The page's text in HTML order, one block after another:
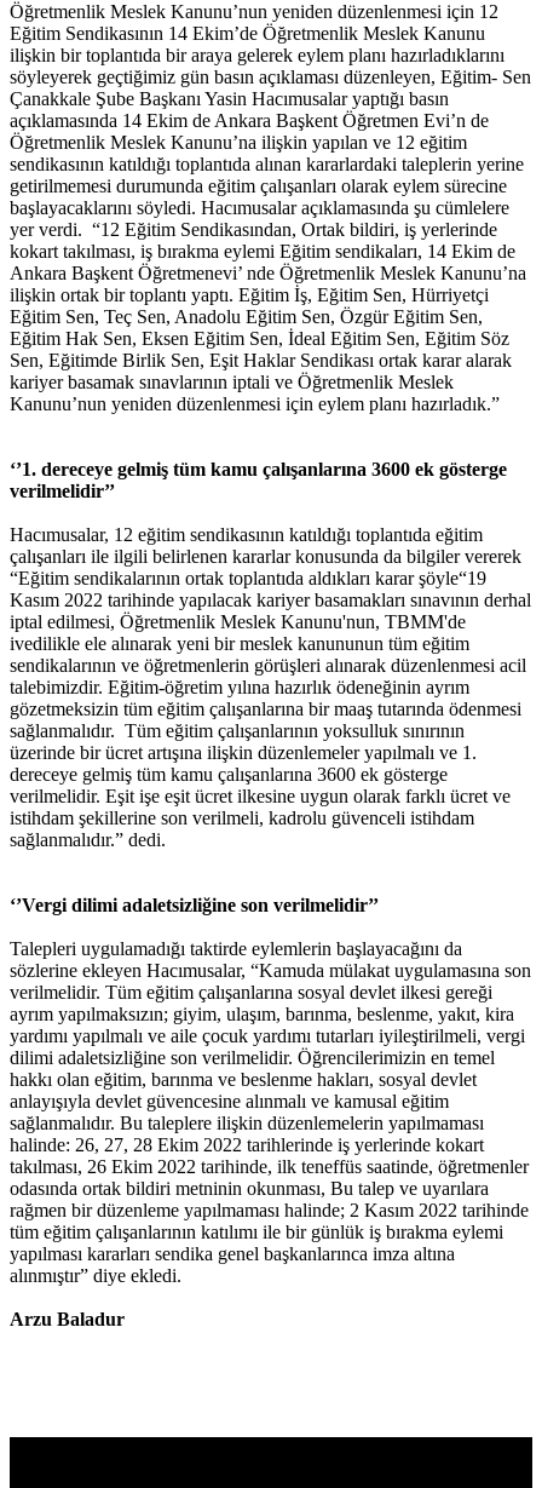
Öğretmenlik Meslek Kanunu’nun yeniden düzenlenmesi için 12
Eğitim Sendikasının 14 Ekim’de Öğretmenlik Meslek Kanunu
ilişkin bir toplantıda bir araya gelerek eylem planı hazırladıklarını
söyleyerek geçtiğimiz gün basın açıklaması düzenleyen, Eğitim- Sen
Çanakkale Şube Başkanı Yasin Hacımusalar yaptığı basın
açıklamasında 14 Ekim de Ankara Başkent Öğretmen Evi’n de
Öğretmenlik Meslek Kanunu’na ilişkin yapılan ve 12 eğitim
sendikasının katıldığı toplantıda alınan kararlardaki taleplerin yerine
getirilmemesi durumunda eğitim çalışanları olarak eylem sürecine
başlayacaklarını söyledi. Hacımusalar açıklamasında şu cümlelere
yer verdi. “12 Eğitim Sendikasından, Ortak bildiri, iş yerlerinde
kokart takılması, iş bırakma eylemi Eğitim sendikaları, 14 Ekim de
Ankara Başkent Öğretmenevi’ nde Öğretmenlik Meslek Kanunu’na
ilişkin ortak bir toplantı yaptı. Eğitim İş, Eğitim Sen, Hürriyetçi
Eğitim Sen, Teç Sen, Anadolu Eğitim Sen, Özgür Eğitim Sen,
Eğitim Hak Sen, Eksen Eğitim Sen, İdeal Eğitim Sen, Eğitim Söz
Sen, Eğitimde Birlik Sen, Eşit Haklar Sendikası ortak karar alarak
kariyer basamak sınavlarının iptali ve Öğretmenlik Meslek
Kanunu’nun yeniden düzenlenmesi için eylem planı hazırladık.”
‘’1. dereceye gelmiş tüm kamu çalışanlarına 3600 ek gösterge
verilmelidir’’
Hacımusalar, 12 eğitim sendikasının katıldığı toplantıda eğitim
çalışanları ile ilgili belirlenen kararlar konusunda da bilgiler vererek
“Eğitim sendikalarının ortak toplantıda aldıkları karar şöyle“19
Kasım 2022 tarihinde yapılacak kariyer basamakları sınavının derhal
iptal edilmesi, Öğretmenlik Meslek Kanunu'nun, TBMM'de
ivedilikle ele alınarak yeni bir meslek kanununun tüm eğitim
sendikalarının ve öğretmenlerin görüşleri alınarak düzenlenmesi acil
talebimizdir. Eğitim-öğretim yılına hazırlık ödeneğinin ayrım
gözetmeksizin tüm eğitim çalışanlarına bir maaş tutarında ödenmesi
sağlanmalıdır. Tüm eğitim çalışanlarının yoksulluk sınırının
üzerinde bir ücret artışına ilişkin düzenlemeler yapılmalı ve 1.
dereceye gelmiş tüm kamu çalışanlarına 3600 ek gösterge
verilmelidir. Eşit işe eşit ücret ilkesine uygun olarak farklı ücret ve
istihdam şekillerine son verilmeli, kadrolu güvenceli istihdam
sağlanmalıdır.” dedi.
‘’Vergi dilimi adaletsizliğine son verilmelidir’’
Talepleri uygulamadığı taktirde eylemlerin başlayacağını da
sözlerine ekleyen Hacımusalar, “Kamuda mülakat uygulamasına son
verilmelidir. Tüm eğitim çalışanlarına sosyal devlet ilkesi gereği
ayrım yapılmaksızın; giyim, ulaşım, barınma, beslenme, yakıt, kira
yardımı yapılmalı ve aile çocuk yardımı tutarları iyileştirilmeli, vergi
dilimi adaletsizliğine son verilmelidir. Öğrencilerimizin en temel
hakkı olan eğitim, barınma ve beslenme hakları, sosyal devlet
anlayışıyla devlet güvencesine alınmalı ve kamusal eğitim
sağlanmalıdır. Bu taleplere ilişkin düzenlemelerin yapılmaması
halinde: 26, 27, 28 Ekim 2022 tarihlerinde iş yerlerinde kokart
takılması, 26 Ekim 2022 tarihinde, ilk teneffüs saatinde, öğretmenler
odasında ortak bildiri metninin okunması, Bu talep ve uyarılara
rağmen bir düzenleme yapılmaması halinde; 2 Kasım 2022 tarihinde
tüm eğitim çalışanlarının katılımı ile bir günlük iş bırakma eylemi
yapılması kararları sendika genel başkanlarınca imza altına
alınmıştır” diye ekledi.
Arzu Baladur